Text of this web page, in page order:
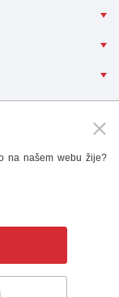
na našem webu žije?